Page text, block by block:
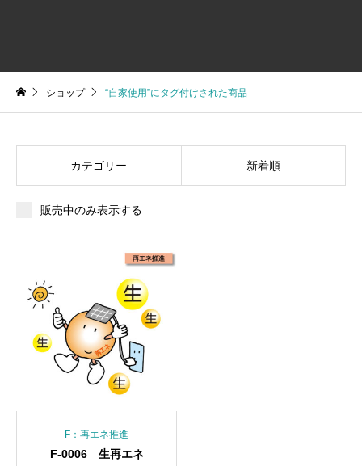
ショップ “自家使用”にタグ付けされた商品
カテゴリー 新着順
販売中のみ表示する
F：再エネ推進
F-0006 生再エネ